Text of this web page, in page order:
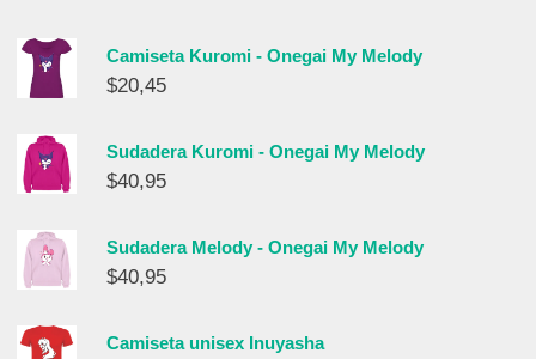
Camiseta Kuromi - Onegai My Melody
$20,45
Sudadera Kuromi - Onegai My Melody
$40,95
Sudadera Melody - Onegai My Melody
$40,95
Camiseta unisex Inuyasha